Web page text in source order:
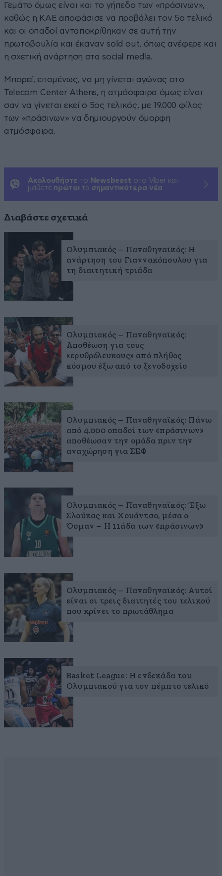
Γεμάτο όμως είναι και το γήπεδο των «πράσινων»,
καθώς η ΚΑΕ αποφάσισε να προβάλει τον 5ο τελικό
και οι οπαδοί ανταποκρίθηκαν σε αυτή την
πρωτοβουλία και έκαναν sold out, όπως ανέφερε και
η σχετική ανάρτηση στα social media.
Μπορεί, επομένως, να μη γίνεται αγώνας στο
Telecom Center Athens, η ατμόσφαιρα όμως είναι
σαν να γίνεται εκεί ο 5ος τελικός, με 19.000 φίλος
των «πράσινων» να δημιουργούν όμορφη
ατμόσφαιρα.
Ακολουθήστε το Newsbeast στο Viber και
μάθετε πρώτοι τα σημαντικότερα νέα
Διαβάστε σχετικά
Ολυμπιακός – Παναθηναϊκός: Η
ανάρτηση του Γιαννακόπουλου για
τη διαιτητική τριάδα
Ολυμπιακός – Παναθηναϊκός:
Αποθέωση για τους
«ερυθρόλευκους» από πλήθος
κόσμου έξω από το ξενοδοχείο
Ολυμπιακός – Παναθηναϊκός: Πάνω
από 4.000 οπαδοί των «πράσινων»
αποθέωσαν την ομάδα πριν την
αναχώρηση για ΣΕΦ
Ολυμπιακός – Παναθηναϊκός: Έξω
Σλούκας και Χουάντσο, μέσα ο
Όσμαν – Η 11άδα των «πράσινων»
Ολυμπιακός – Παναθηναϊκός: Αυτοί
είναι οι τρεις διαιτητές του τελικού
που κρίνει το πρωτάθλημα
Basket League: Η ενδεκάδα του
Ολυμπιακού για τον πέμπτο τελικό